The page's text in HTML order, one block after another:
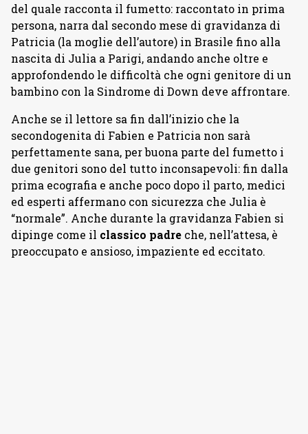
del quale racconta il fumetto: raccontato in prima
persona, narra dal secondo mese di gravidanza di
Patricia (la moglie dell’autore) in Brasile fino alla
nascita di Julia a Parigi, andando anche oltre e
approfondendo le difficoltà che ogni genitore di un
bambino con la Sindrome di Down deve affrontare.
Anche se il lettore sa fin dall’inizio che la
secondogenita di Fabien e Patricia non sarà
perfettamente sana, per buona parte del fumetto i
due genitori sono del tutto inconsapevoli: fin dalla
prima ecografia e anche poco dopo il parto, medici
ed esperti affermano con sicurezza che Julia è
“normale”. Anche durante la gravidanza Fabien si
dipinge come il classico padre che, nell’attesa, è
preoccupato e ansioso, impaziente ed eccitato.